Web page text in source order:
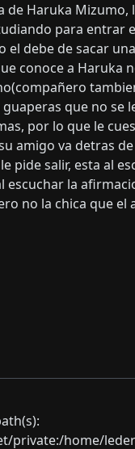
de Haruka Mizumo,
para entrar
el debe de sacar
conoce a Haruka
que no se
por lo que le
amigo va detras
pide salir, esta al
la
no la chica que el
home/